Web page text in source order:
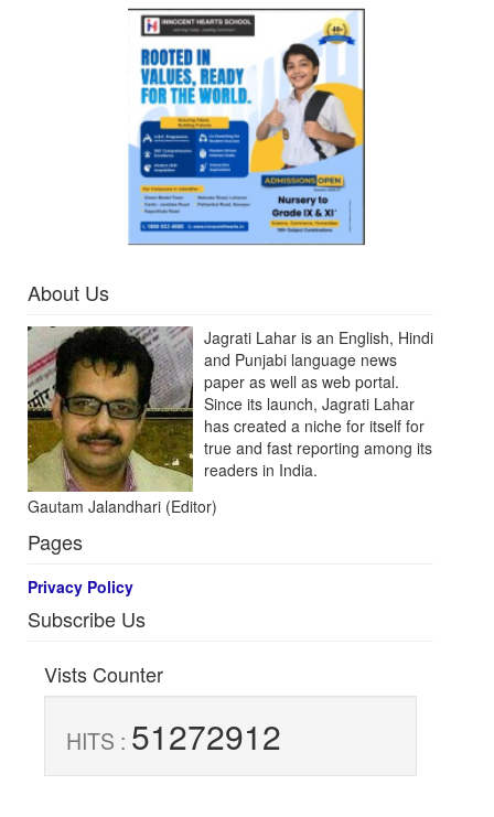
About Us
Jagrati Lahar is an English, Hindi
and Punjabi language news
paper as well as web portal.
Since its launch, Jagrati Lahar
has created a niche for itself for
true and fast reporting among its
readers in India.
Gautam Jalandhari (Editor)
Pages
Privacy Policy
Subscribe Us
Vists Counter
HITS : 51272912